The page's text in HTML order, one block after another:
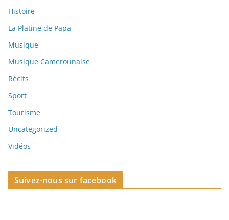
Histoire
La Platine de Papa
Musique
Musique Camerounaise
Récits
Sport
Tourisme
Uncategorized
Vidéos
Suivez-nous sur facebook